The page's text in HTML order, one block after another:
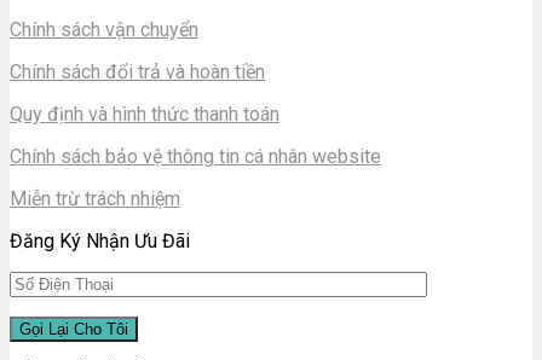
Chính sách vận chuyển
Chính sách đổi trả và hoàn tiền
Quy định và hình thức thanh toán
Chính sách bảo vệ thông tin cá nhân website
Miễn trừ trách nhiệm
Đăng Ký Nhận Ưu Đãi